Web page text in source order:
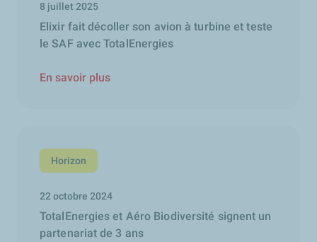
8 juillet 2025
Elixir fait décoller son avion à turbine et teste
le SAF avec TotalEnergies
En savoir plus
Horizon
22 octobre 2024
TotalEnergies et Aéro Biodiversité signent un
partenariat de 3 ans